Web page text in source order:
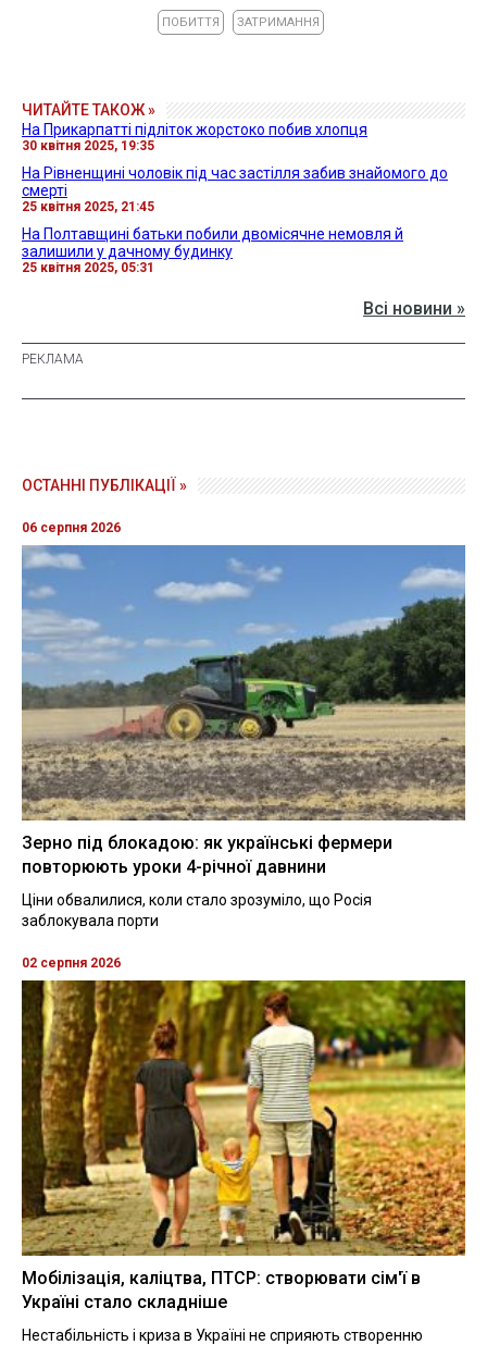
ПОБИТТЯ ЗАТРИМАННЯ
ЧИТАЙТЕ ТАКОЖ »
На Прикарпатті підліток жорстоко побив хлопця
30 квітня 2025, 19:35
На Рівненщині чоловік під час застілля забив знайомого до
смерті
25 квітня 2025, 21:45
На Полтавщині батьки побили двомісячне немовля й
залишили у дачному будинку
25 квітня 2025, 05:31
Всі новини »
ОСТАННІ ПУБЛІКАЦІЇ »
06 серпня 2026
Зерно під блокадою: як українські фермери
повторюють уроки 4-річної давнини
Ціни обвалилися, коли стало зрозуміло, що Росія
заблокувала порти
02 серпня 2026
Мобілізація, каліцтва, ПТСР: створювати сім'ї в
Україні стало складніше
Нестабільність і криза в Україні не сприяють створенню